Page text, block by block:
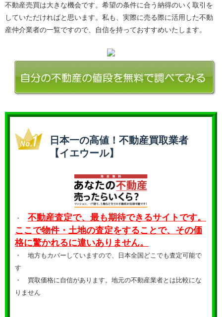
不動産売買は大きな機会です。希望の条件に合う納得のいく取引を
していただければと思います。私も、実際に売る際に活用した不動
産仲介業者の一覧ですので、自信を持っておすすめいたします。
日本一の高値！不動産買取業者
【イエウール】
・ 不動産査定で、最も期待できるサイトです。
ここで物件・土地の査定をすることで、その価
格に驚かれるに違いありません。
・ 地方もカバーしていますので、日本全国どこでも査定可能で
す
・ 買取価格に自信があります。地元の不動産業者とは比較にな
りません